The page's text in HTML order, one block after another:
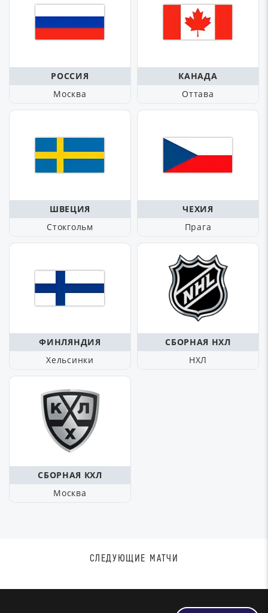
РОССИЯ
Москва
КАНАДА
Оттава
ШВЕЦИЯ
Стокгольм
ЧЕХИЯ
Прага
ФИНЛЯНДИЯ
Хельсинки
СБОРНАЯ НХЛ
НХЛ
СБОРНАЯ КХЛ
Москва
СЛЕДУЮЩИЕ МАТЧИ